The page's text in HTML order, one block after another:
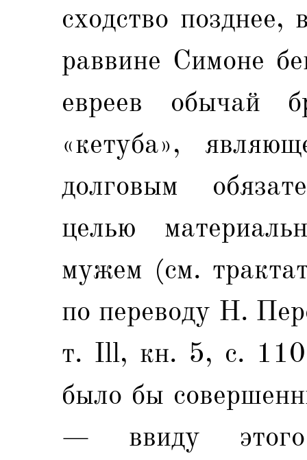
сходство
раввине Симоне
евреев обычай
«кетуба»,
долговым
целью
мужем (см.
по переводу Н.
т. Ill, кн. 5, с.
было бы
— ввиду